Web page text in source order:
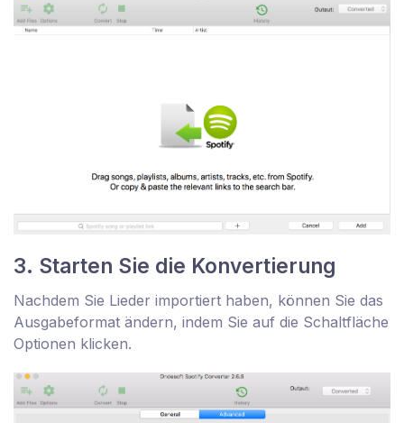
3. Starten Sie die Konvertierung
Nachdem Sie Lieder importiert haben, können Sie das
Ausgabeformat ändern, indem Sie auf die Schaltfläche
Optionen klicken.